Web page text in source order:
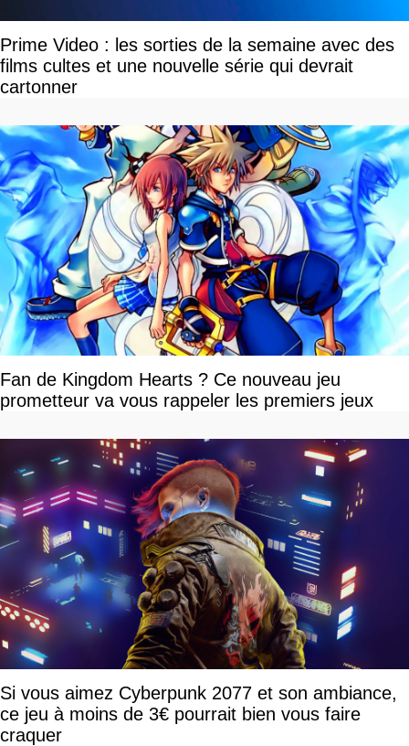
Prime Video : les sorties de la semaine avec des
films cultes et une nouvelle série qui devrait
cartonner
Fan de Kingdom Hearts ? Ce nouveau jeu
prometteur va vous rappeler les premiers jeux
Si vous aimez Cyberpunk 2077 et son ambiance,
ce jeu à moins de 3€ pourrait bien vous faire
craquer